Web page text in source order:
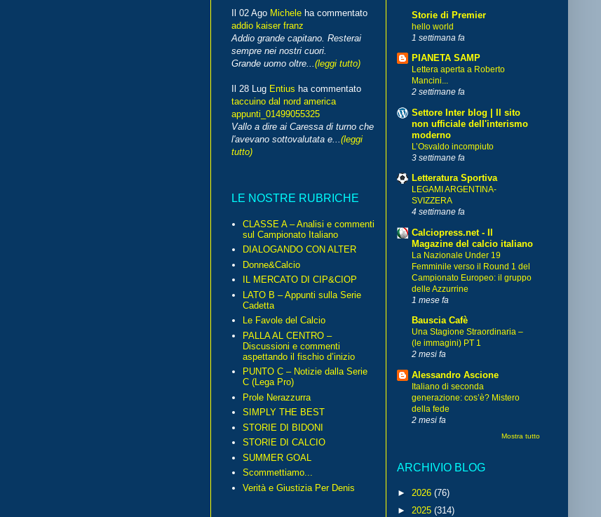
Il 02 Ago Michele ha commentato
addio kaiser franz
Addio grande capitano. Resterai
sempre nei nostri cuori.
Grande uomo oltre...(leggi tutto)
Il 28 Lug Entius ha commentato
taccuino dal nord america
appunti_01499055325
Vallo a dire ai Caressa di turno che
l'avevano sottovalutata e...(leggi
tutto)
LE NOSTRE RUBRICHE
CLASSE A – Analisi e commenti
sul Campionato Italiano
DIALOGANDO CON ALTER
Donne&Calcio
IL MERCATO DI CIP&CIOP
LATO B – Appunti sulla Serie
Cadetta
Le Favole del Calcio
PALLA AL CENTRO –
Discussioni e commenti
aspettando il fischio d’inizio
PUNTO C – Notizie dalla Serie
C (Lega Pro)
Prole Nerazzurra
SIMPLY THE BEST
STORIE DI BIDONI
STORIE DI CALCIO
SUMMER GOAL
Scommettiamo...
Verità e Giustizia Per Denis
Storie di Premier
hello world
1 settimana fa
PIANETA SAMP
Lettera aperta a Roberto
Mancini...
2 settimane fa
Settore Inter blog | Il sito
non ufficiale dell'interismo
moderno
L’Osvaldo incompiuto
3 settimane fa
Letteratura Sportiva
LEGAMI ARGENTINA-
SVIZZERA
4 settimane fa
Calciopress.net - Il
Magazine del calcio italiano
La Nazionale Under 19
Femminile verso il Round 1 del
Campionato Europeo: il gruppo
delle Azzurrine
1 mese fa
Bauscia Cafè
Una Stagione Straordinaria –
(le immagini) PT 1
2 mesi fa
Alessandro Ascione
Italiano di seconda
generazione: cos’è? Mistero
della fede
2 mesi fa
Mostra tutto
ARCHIVIO BLOG
► 2026 (76)
► 2025 (314)